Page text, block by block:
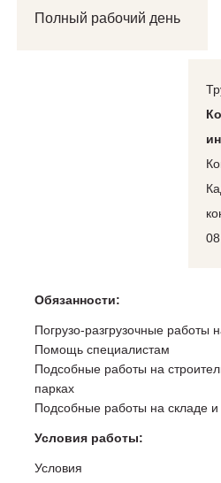
Полный рабочий день
08
Обязанности:
Погрузо-разгрузочные работы
Помощь специалистам
Подсобные работы на
парках
Подсобные работы на складе
Условия работы:
Условия